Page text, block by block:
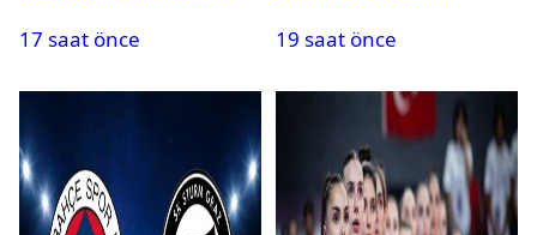
17 saat önce
tükeniyor
19 saat önce